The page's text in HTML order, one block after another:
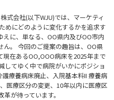
式会社(以下WJU)では、マーケティ
めにどのように変化するかを追求す
に、単なる、OO県内及びOO市内
ん。 今回のご提案の趣旨は、OO県
在あるOO,OOO病床を2025年まで
してゆく中で病院がいかにポジショ
療養病床廃止、入院基本料II 療養病
医療区分の変更、10年以内に医療区
が待っています。